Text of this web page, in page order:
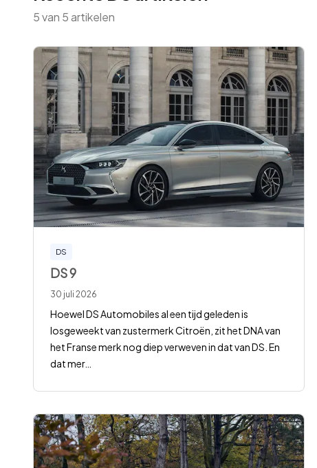
5van 5artikelen
DS
DS 9
30 juli 2026
Hoewel DS Automobiles al een tijd geleden is
losgeweekt van zustermerk Citroën, zit het DNA van
het Franse merk nog diep verweven in dat van DS. En
dat mer…